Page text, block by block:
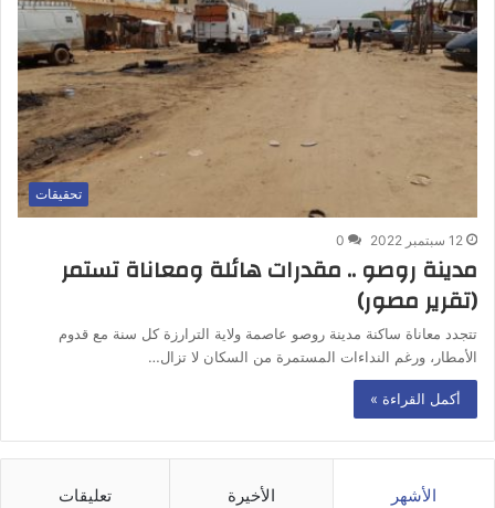
تحقيقات
12 سبتمبر 2022 0
مدينة روصو .. مقدرات هائلة ومعاناة تستمر
(تقرير مصور)
تتجدد معاناة ساكنة مدينة روصو عاصمة ولاية الترارزة كل سنة مع قدوم
الأمطار، ورغم النداءات المستمرة من السكان لا تزال…
أكمل القراءة »
الأشهر الأخيرة تعليقات